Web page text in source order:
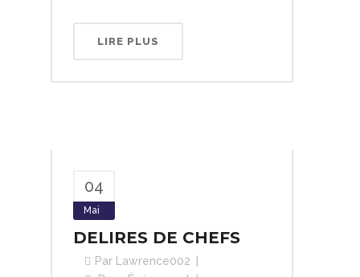
LIRE PLUS
04
Mai
DELIRES DE CHEFS
Par
Lawrence002